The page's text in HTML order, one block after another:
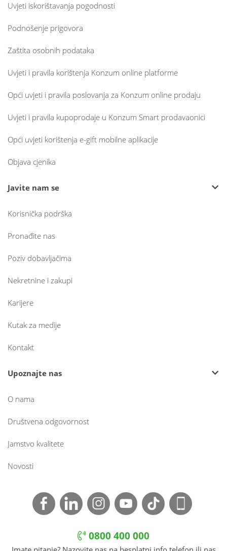
Uvjeti iskorištavanja pogodnosti
Podnošenje prigovora
Zaštita osobnih podataka
Uvjeti i pravila korištenja Konzum online platforme
Opći uvjeti i pravila poslovanja za Konzum online prodaju
Uvjeti i pravila kupoprodaje u Konzum Smart prodavaonici
Opći uvjeti korištenja e-gift mobilne aplikacije
Objava cjenika
Javite nam se
Korisnička podrška
Pronađite nas
Poziv dobavljačima
Nekretnine i zakupi
Karijere
Kutak za medije
Kontakt
Upoznajte nas
O nama
Društvena odgovornost
Jamstvo kvalitete
Novosti
0800 400 000